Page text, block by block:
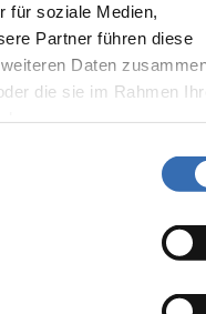
für soziale Medien,
Partner führen diese
Daten
die sie im Rahmen